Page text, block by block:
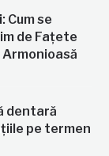
Cum se
de Fațete
dentară
pe termen